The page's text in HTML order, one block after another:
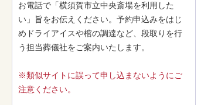
お電話で「横須賀市立中央斎場を利用した
い」旨をお伝えください。予約申込みをはじ
めドライアイスや棺の調達など、段取りを行
う担当葬儀社をご案内いたします。
※類似サイトに誤って申し込まないようにご
注意ください。